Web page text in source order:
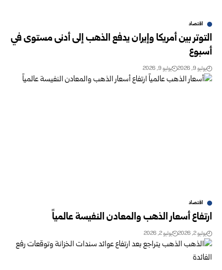
اقتصاد
التوتر بين أمريكا وإيران يدفع الذهب إلى أدنى مستوى في
أسبوع
يوليو 9, 2026 يوليو 9, 2026
اقتصاد
ارتفاع أسعار الذهب والمعادن النفيسة عالمياً
يوليو 2, 2026 يوليو 2, 2026